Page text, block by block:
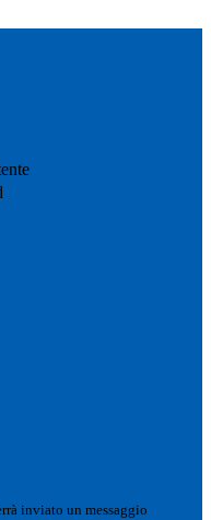
inviato un messaggio